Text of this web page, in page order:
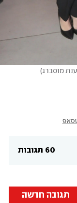
מוסברג)
60 תגובות
תגובה חדשה